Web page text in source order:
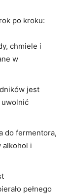
po kroku:
chmiele i
w⁣
jest
uwolnić
do fermentora,
alkohol i
pełnego